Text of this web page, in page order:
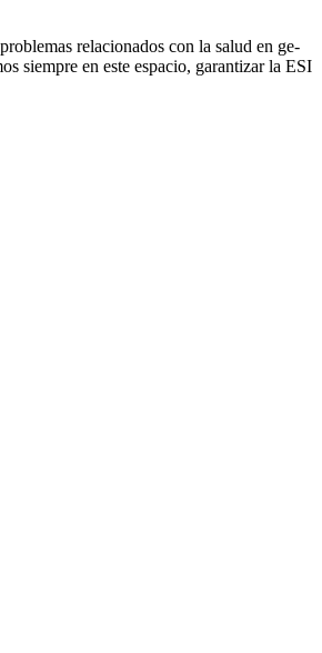
re­la­cio­na­dos con la salud en ge­
siempre en este espacio, garantizar la ESI